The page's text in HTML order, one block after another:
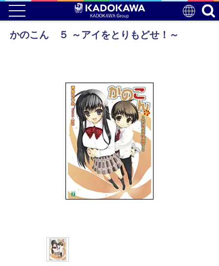
かのこん ５ ～アイをとりもどせ！～